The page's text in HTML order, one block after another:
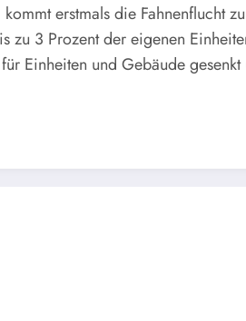
erstmals die Fahnenflucht
3 Prozent der eigenen
Einheiten und Gebäude